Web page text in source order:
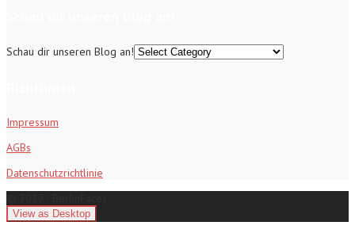
Schau dir unseren Blog an!
Impressum
AGBs
Datenschutzrichtlinie